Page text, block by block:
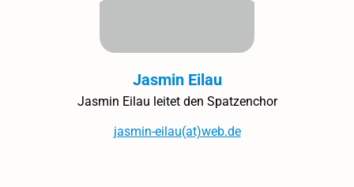
Jasmin Eilau
Jasmin Eilau leitet den Spatzenchor
jasmin-eilau(at)web.de